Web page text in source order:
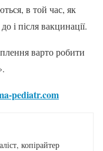
в той час, як
і після вакцинації.
варто робити
pediatr.com
копірайтер